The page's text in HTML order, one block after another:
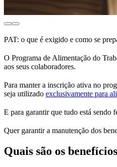
PAT: o que é exigido e como se
O Programa de Alimentação do
aos seus colaboradores.
Para manter a inscrição ativa no
seja utilizado exclusivamente para
E para garantir que tudo está sendo
Quer garantir a manutenção dos
Quais são os